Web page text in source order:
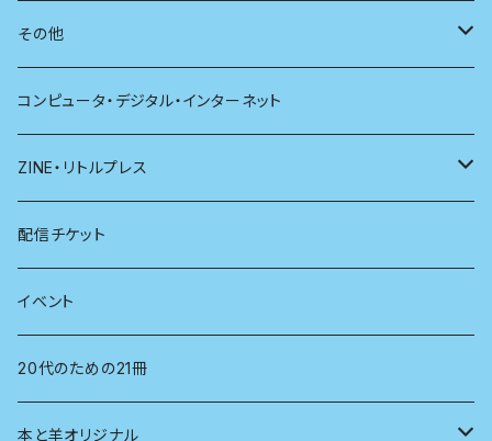
別冊太陽
社会
哲学
医学
看護学
心理学
経営学
言語学
法律
地理
雷鳥社辞典シリーズ
その他
珈琲
雑貨
コンピュータ・デジタル・インターネット
ZINE・リトルプレス
電子版（EPub）
電子版（PDF）
配信チケット
イベント
20代のための21冊
本と羊オリジナル